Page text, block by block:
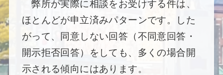
弊所が実際に相談をお受けする件は、
ほとんどが申立済みパターンです。した
がって、同意しない回答（不同意回答・
開示拒否回答）をしても、多くの場合開
示される傾向にはあります。